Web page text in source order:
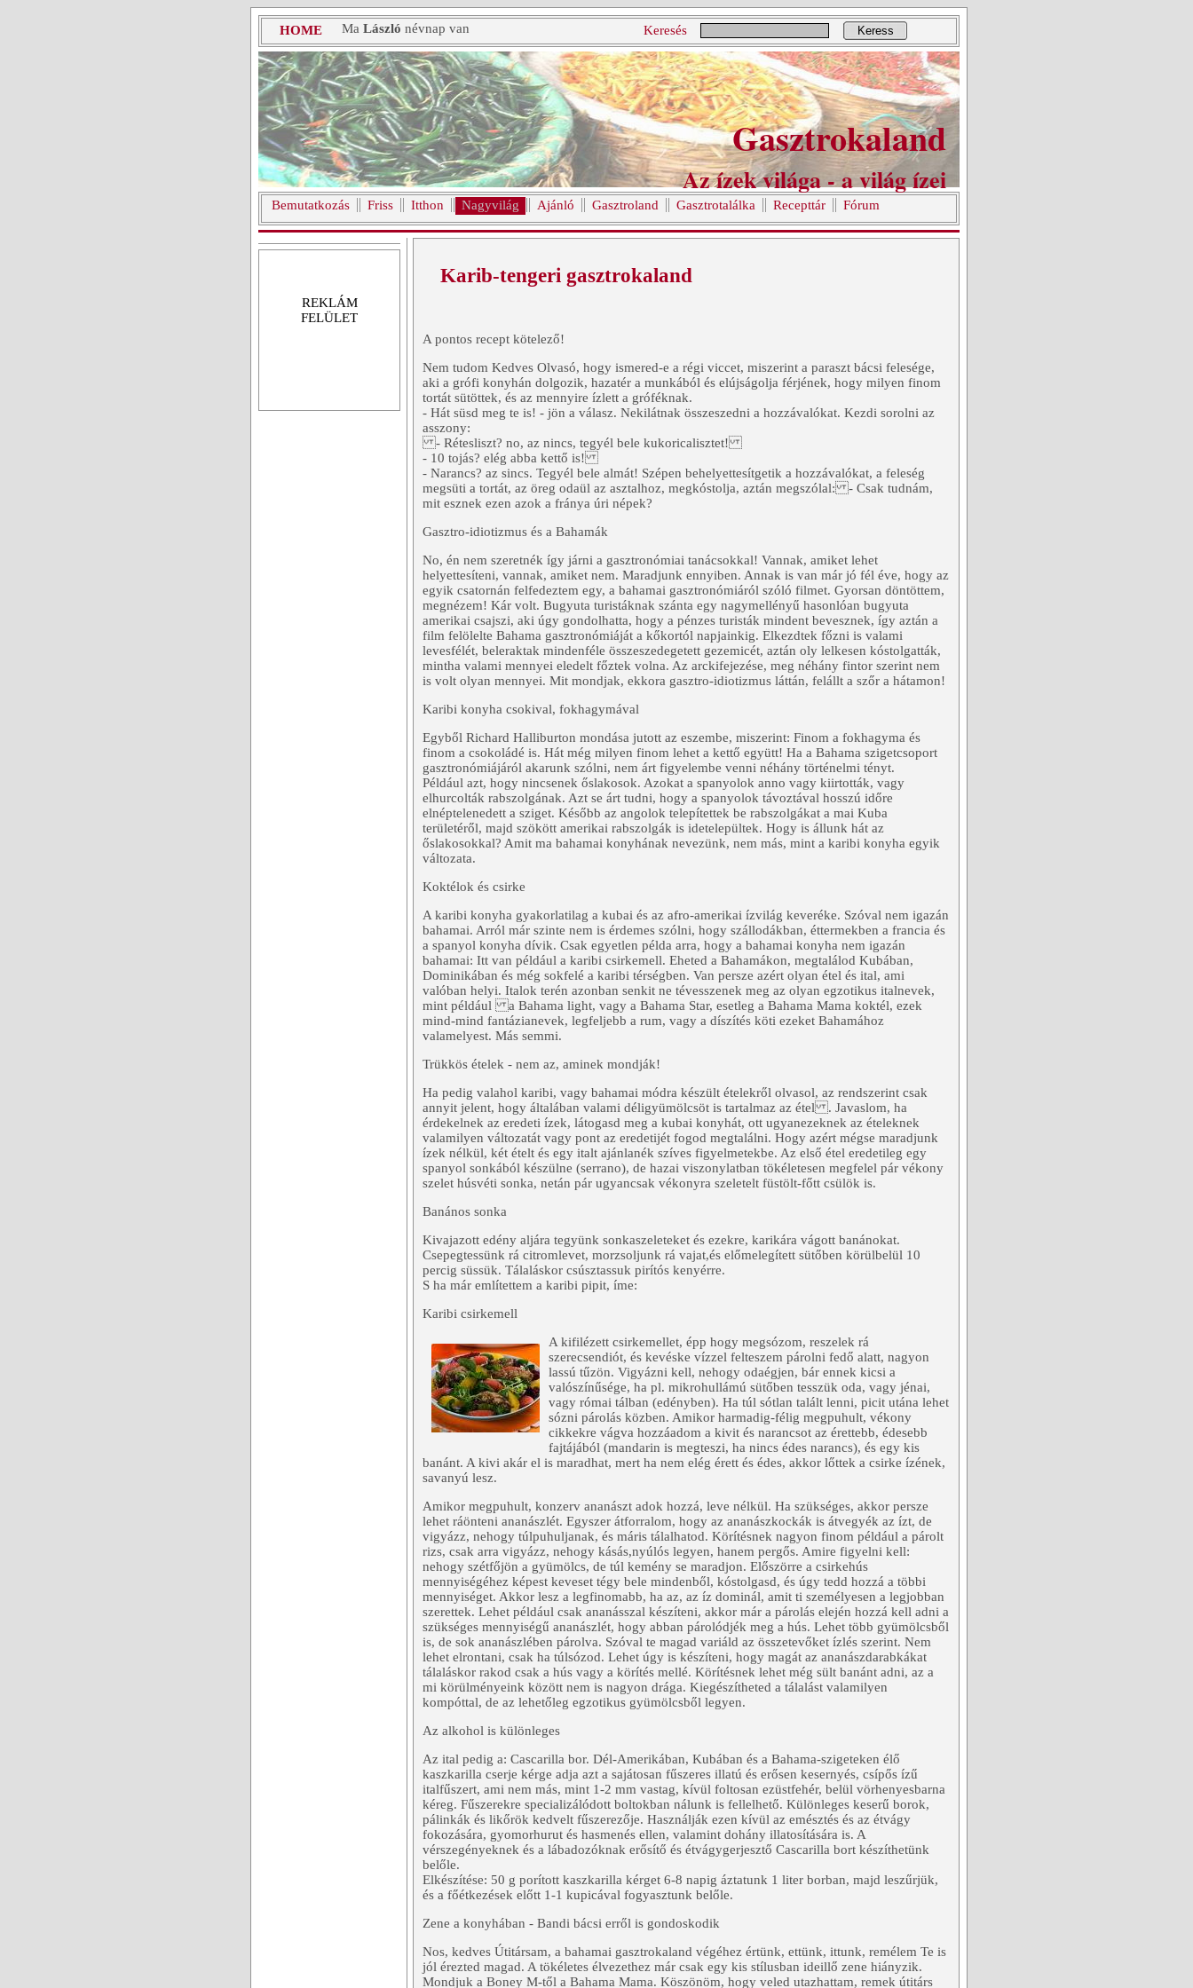
HOME Ma László névnap van Keresés Keress
Gasztrokaland
Az ízek világa - a világ ízei
Bemutatkozás Friss Itthon Nagyvilág Ajánló Gasztroland Gasztrotalálka Recepttár Fórum
REKLÁM
FELÜLET
Karib-tengeri gasztrokaland
A pontos recept kötelező!
Nem tudom Kedves Olvasó, hogy ismered-e a régi viccet, miszerint a paraszt bácsi felesége,
aki a grófi konyhán dolgozik, hazatér a munkából és elújságolja férjének, hogy milyen finom
tortát sütöttek, és az mennyire ízlett a gróféknak.
- Hát süsd meg te is! - jön a válasz. Nekilátnak összeszedni a hozzávalókat. Kezdi sorolni az
asszony:
- Rétesliszt? no, az nincs, tegyél bele kukoricalisztet!
- 10 tojás? elég abba kettő is!
- Narancs? az sincs. Tegyél bele almát! Szépen behelyettesítgetik a hozzávalókat, a feleség
megsüti a tortát, az öreg odaül az asztalhoz, megkóstolja, aztán megszólal: - Csak tudnám,
mit esznek ezen azok a fránya úri népek?
Gasztro-idiotizmus és a Bahamák
No, én nem szeretnék így járni a gasztronómiai tanácsokkal! Vannak, amiket lehet
helyettesíteni, vannak, amiket nem. Maradjunk ennyiben. Annak is van már jó fél éve, hogy az
egyik csatornán felfedeztem egy, a bahamai gasztronómiáról szóló filmet. Gyorsan döntöttem,
megnézem! Kár volt. Bugyuta turistáknak szánta egy nagymellényű hasonlóan bugyuta
amerikai csajszi, aki úgy gondolhatta, hogy a pénzes turisták mindent bevesznek, így aztán a
film felölelte Bahama gasztronómiáját a kőkortól napjainkig. Elkezdtek főzni is valami
levesfélét, beleraktak mindenféle összeszedegetett gezemicét, aztán oly lelkesen kóstolgatták,
mintha valami mennyei eledelt főztek volna. Az arckifejezése, meg néhány fintor szerint nem
is volt olyan mennyei. Mit mondjak, ekkora gasztro-idiotizmus láttán, felállt a szőr a hátamon!
Karibi konyha csokival, fokhagymával
Egyből Richard Halliburton mondása jutott az eszembe, miszerint: Finom a fokhagyma és
finom a csokoládé is. Hát még milyen finom lehet a kettő együtt! Ha a Bahama szigetcsoport
gasztronómiájáról akarunk szólni, nem árt figyelembe venni néhány történelmi tényt.
Például azt, hogy nincsenek őslakosok. Azokat a spanyolok anno vagy kiirtották, vagy
elhurcolták rabszolgának. Azt se árt tudni, hogy a spanyolok távoztával hosszú időre
elnéptelenedett a sziget. Később az angolok telepítettek be rabszolgákat a mai Kuba
területéről, majd szökött amerikai rabszolgák is idetelepültek. Hogy is állunk hát az
őslakosokkal? Amit ma bahamai konyhának nevezünk, nem más, mint a karibi konyha egyik
változata.
Koktélok és csirke
A karibi konyha gyakorlatilag a kubai és az afro-amerikai ízvilág keveréke. Szóval nem igazán
bahamai. Arról már szinte nem is érdemes szólni, hogy szállodákban, éttermekben a francia és
a spanyol konyha dívik. Csak egyetlen példa arra, hogy a bahamai konyha nem igazán
bahamai: Itt van például a karibi csirkemell. Eheted a Bahamákon, megtalálod Kubában,
Dominikában és még sokfelé a karibi térségben. Van persze azért olyan étel és ital, ami
valóban helyi. Italok terén azonban senkit ne tévesszenek meg az olyan egzotikus italnevek,
mint például a Bahama light, vagy a Bahama Star, esetleg a Bahama Mama koktél, ezek
mind-mind fantázianevek, legfeljebb a rum, vagy a díszítés köti ezeket Bahamához
valamelyest. Más semmi.
Trükkös ételek - nem az, aminek mondják!
Ha pedig valahol karibi, vagy bahamai módra készült ételekről olvasol, az rendszerint csak
annyit jelent, hogy általában valami déligyümölcsöt is tartalmaz az étel . Javaslom, ha
érdekelnek az eredeti ízek, látogasd meg a kubai konyhát, ott ugyanezeknek az ételeknek
valamilyen változatát vagy pont az eredetijét fogod megtalálni. Hogy azért mégse maradjunk
ízek nélkül, két ételt és egy italt ajánlanék szíves figyelmetekbe. Az első étel eredetileg egy
spanyol sonkából készülne (serrano), de hazai viszonylatban tökéletesen megfelel pár vékony
szelet húsvéti sonka, netán pár ugyancsak vékonyra szeletelt füstölt-főtt csülök is.
Banános sonka
Kivajazott edény aljára tegyünk sonkaszeleteket és ezekre, karikára vágott banánokat.
Csepegtessünk rá citromlevet, morzsoljunk rá vajat,és előmelegített sütőben körülbelül 10
percig süssük. Tálaláskor csúsztassuk pirítós kenyérre.
S ha már említettem a karibi pipit, íme:
Karibi csirkemell
A kifilézett csirkemellet, épp hogy megsózom, reszelek rá
szerecsendiót, és kevéske vízzel felteszem párolni fedő alatt, nagyon
lassú tűzön. Vigyázni kell, nehogy odaégjen, bár ennek kicsi a
valószínűsége, ha pl. mikrohullámú sütőben tesszük oda, vagy jénai,
vagy római tálban (edényben). Ha túl sótlan talált lenni, picit utána lehet
sózni párolás közben. Amikor harmadig-félig megpuhult, vékony
cikkekre vágva hozzáadom a kivit és narancsot az érettebb, édesebb
fajtájából (mandarin is megteszi, ha nincs édes narancs), és egy kis
banánt. A kivi akár el is maradhat, mert ha nem elég érett és édes, akkor lőttek a csirke ízének,
savanyú lesz.
Amikor megpuhult, konzerv ananászt adok hozzá, leve nélkül. Ha szükséges, akkor persze
lehet ráönteni ananászlét. Egyszer átforralom, hogy az ananászkockák is átvegyék az ízt, de
vigyázz, nehogy túlpuhuljanak, és máris tálalhatod. Körítésnek nagyon finom például a párolt
rizs, csak arra vigyázz, nehogy kásás,nyúlós legyen, hanem pergős. Amire figyelni kell:
nehogy szétfőjön a gyümölcs, de túl kemény se maradjon. Előszörre a csirkehús
mennyiségéhez képest keveset tégy bele mindenből, kóstolgasd, és úgy tedd hozzá a többi
mennyiséget. Akkor lesz a legfinomabb, ha az, az íz dominál, amit ti személyesen a legjobban
szerettek. Lehet például csak ananásszal készíteni, akkor már a párolás elején hozzá kell adni a
szükséges mennyiségű ananászlét, hogy abban párolódjék meg a hús. Lehet több gyümölcsből
is, de sok ananászlében párolva. Szóval te magad variáld az összetevőket ízlés szerint. Nem
lehet elrontani, csak ha túlsózod. Lehet úgy is készíteni, hogy magát az ananászdarabkákat
tálaláskor rakod csak a hús vagy a körítés mellé. Körítésnek lehet még sült banánt adni, az a
mi körülményeink között nem is nagyon drága. Kiegészítheted a tálalást valamilyen
kompóttal, de az lehetőleg egzotikus gyümölcsből legyen.
Az alkohol is különleges
Az ital pedig a: Cascarilla bor. Dél-Amerikában, Kubában és a Bahama-szigeteken élő
kaszkarilla cserje kérge adja azt a sajátosan fűszeres illatú és erősen kesernyés, csípős ízű
italfűszert, ami nem más, mint 1-2 mm vastag, kívül foltosan ezüstfehér, belül vörhenyesbarna
kéreg. Fűszerekre specializálódott boltokban nálunk is fellelhető. Különleges keserű borok,
pálinkák és likőrök kedvelt fűszerezője. Használják ezen kívül az emésztés és az étvágy
fokozására, gyomorhurut és hasmenés ellen, valamint dohány illatosítására is. A
vérszegényeknek és a lábadozóknak erősítő és étvágygerjesztő Cascarilla bort készíthetünk
belőle.
Elkészítése: 50 g porított kaszkarilla kérget 6-8 napig áztatunk 1 liter borban, majd leszűrjük,
és a főétkezések előtt 1-1 kupicával fogyasztunk belőle.
Zene a konyhában - Bandi bácsi erről is gondoskodik
Nos, kedves Útitársam, a bahamai gasztrokaland végéhez értünk, ettünk, ittunk, remélem Te is
jól érezted magad. A tökéletes élvezethez már csak egy kis stílusban ideillő zene hiányzik.
Mondjuk a Boney M-től a Bahama Mama. Köszönöm, hogy veled utazhattam, remek útitárs